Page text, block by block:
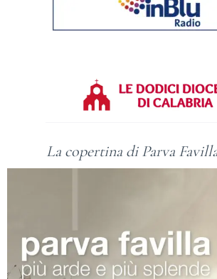
La copertina di Parva